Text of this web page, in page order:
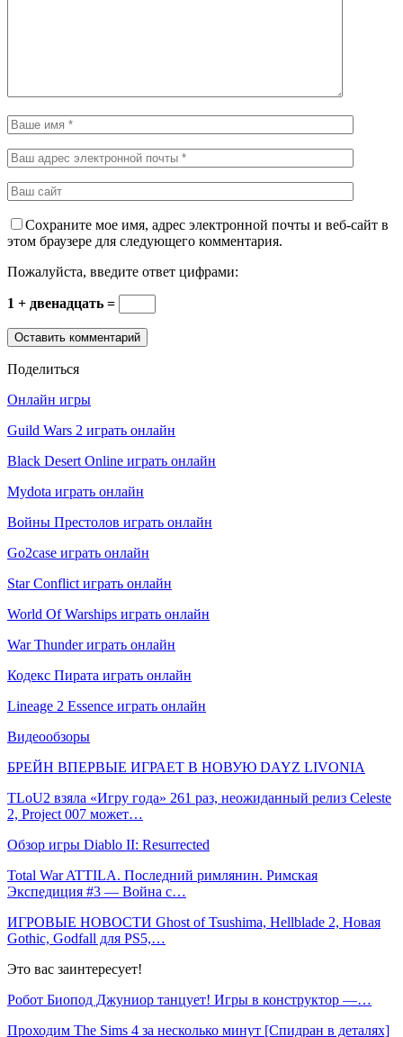
Сохраните мое имя, адрес электронной почты и веб-сайт в
этом браузере для следующего комментария.
Пожалуйста, введите ответ цифрами:
1 + двенадцать =
Поделиться
Онлайн игры
Guild Wars 2 играть онлайн
Black Desert Online играть онлайн
Mydota играть онлайн
Войны Престолов играть онлайн
Go2case играть онлайн
Star Conflict играть онлайн
World Of Warships играть онлайн
War Thunder играть онлайн
Кодекс Пирата играть онлайн
Lineage 2 Essence играть онлайн
Видеообзоры
БРЕЙН ВПЕРВЫЕ ИГРАЕТ В НОВУЮ DAYZ LIVONIA
TLoU2 взяла «Игру года» 261 раз, неожиданный релиз Celeste
2, Project 007 может…
Обзор игры Diablo II: Resurrected
Total War ATTILA. Последний римлянин. Римская
Экспедиция #3 — Война с…
ИГРОВЫЕ НОВОСТИ Ghost of Tsushima, Hellblade 2, Новая
Gothic, Godfall для PS5,…
Это вас заинтересует!
Робот Биопод Джуниор танцует! Игры в конструктор —…
Проходим The Sims 4 за несколько минут [Спидран в деталях]